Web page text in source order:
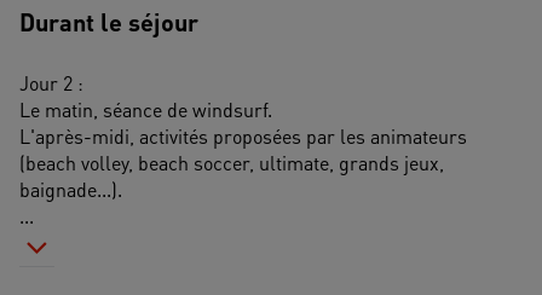
Durant le séjour
Jour 2 :
Le matin, séance de windsurf.
L'après-midi, activités proposées par les animateurs
(beach volley, beach soccer, ultimate, grands jeux,
baignade...).
...